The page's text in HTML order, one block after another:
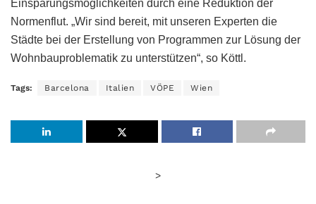
Einsparungsmöglichkeiten durch eine Reduktion der
Normenflut. „Wir sind bereit, mit unseren Experten die
Städte bei der Erstellung von Programmen zur Lösung der
Wohnbauproblematik zu unterstützen“, so Köttl.
Tags: Barcelona Italien VÖPE Wien
>